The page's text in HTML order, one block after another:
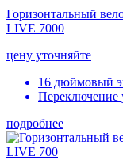
Горизонтальный
LIVE 7000
цену уточняйте
16 дюймовый
Переключение
подробнее